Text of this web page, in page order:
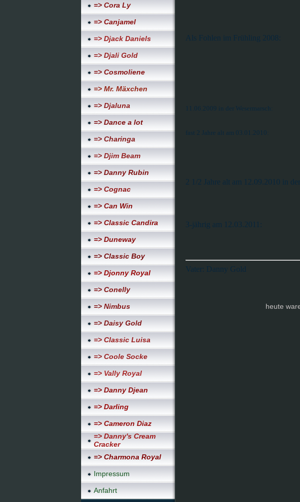
=> Cora Ly
=> Canjamel
=> Djack Daniels
=> Djali Gold
=> Cosmoliene
=> Mr. Mäxchen
=> Djaluna
=> Dance a lot
=> Charinga
=> Djim Beam
=> Danny Rubin
=> Cognac
=> Can Win
=> Classic Candira
=> Duneway
=> Classic Boy
=> Djonny Royal
=> Conelly
=> Nimbus
=> Daisy Gold
=> Classic Luisa
=> Coole Socke
=> Vally Royal
=> Danny Djean
=> Darling
=> Cameron Diaz
=> Danny's Cream
Cracker
=> Charmona Royal
Impressum
Anfahrt
Als Fohlen im Frühling 2008:
11.06.2009 in der Wesermarsch:
fast 2 Jahre alt am 03.01.2010:
2 1/2 Jahre alt am 12.09.2010 in
3-jährig am 12.03.2011:
Vater: Danny Gold
heute